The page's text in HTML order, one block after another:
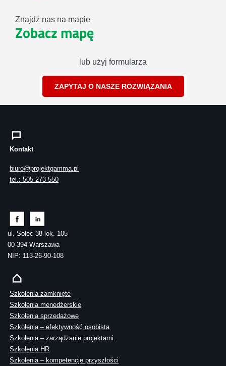
Znajdź nas na mapie
Zobacz mapę
lub użyj formularza
ZAPYTAJ O NASZE ROZWIĄZANIA
Kontakt
biuro@projektgamma.pl
tel.: 505 273 550
ul. Solec 38 lok. 105
00-394 Warszawa
NIP: 113-26-90-108
Szkolenia zamknięte
Szkolenia menedżerskie
Szkolenia sprzedażowe
Szkolenia – efektywność osobista
Szkolenia – zarządzanie projektami
Szkolenia HR
Szkolenia – kompetencje przyszłości